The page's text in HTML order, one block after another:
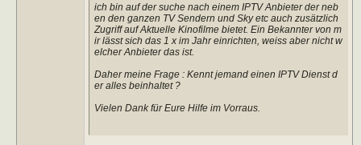
ich bin auf der suche nach einem IPTV Anbieter der neb
en den ganzen TV Sendern und Sky etc auch zusätzlich
Zugriff auf Aktuelle Kinofilme bietet. Ein Bekannter von m
ir lässt sich das 1 x im Jahr einrichten, weiss aber nicht w
elcher Anbieter das ist.
Daher meine Frage : Kennt jemand einen IPTV Dienst d
er alles beinhaltet ?
Vielen Dank für Eure Hilfe im Vorraus.